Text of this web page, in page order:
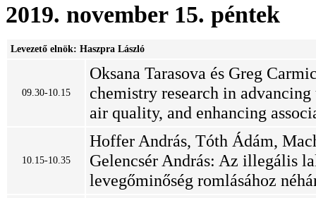
2019. november 15. péntek
Levezető elnök: Haszpra László
09.30-10.15
Oksana Tarasova és Greg
chemistry research in
air quality, and enhancing
10.15-10.35
Hoffer András, Tóth Ádám,
Gelencsér András: Az illegális
levegőminőség romlásához